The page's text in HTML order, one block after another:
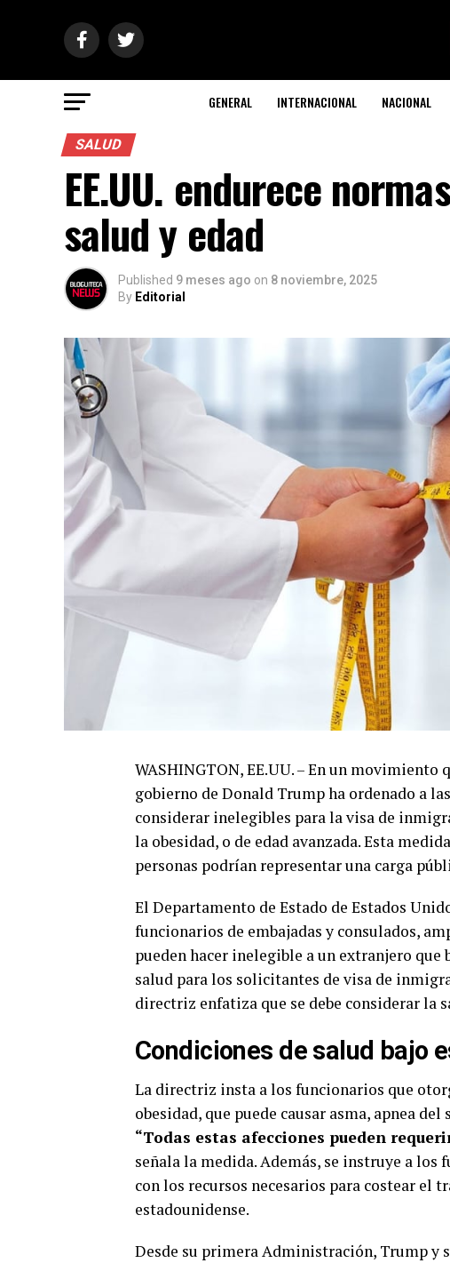
GENERAL INTERNACIONAL NACIONAL
SALUD
EE.UU. endurece
salud y edad
Published 9 meses ago on 8 noviembre, 2025
By Editorial
WASHINGTON, EE.UU. – En un
gobierno de Donald Trump ha ordenado a
considerar inelegibles para la visa de
la obesidad, o de edad avanzada. Esta
personas podrían representar una carga
El Departamento de Estado de Estados
funcionarios de embajadas y consulados,
pueden hacer inelegible a un extranjero que
salud para los solicitantes de visa de
directriz enfatiza que se debe considerar la
Condiciones de salud bajo
La directriz insta a los funcionarios que
obesidad, que puede causar asma, apnea
“Todas estas afecciones pueden
señala la medida. Además, se instruye a
con los recursos necesarios para costear el
estadounidense.
Desde su primera Administración, Trump y